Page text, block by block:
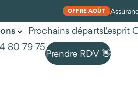
OFFRE AOÛT
Prochains départsL'esprit
80 79 75Prendre RDV 👋